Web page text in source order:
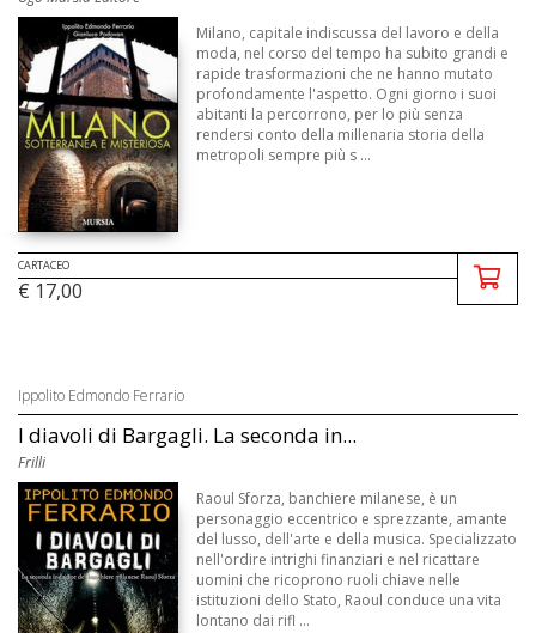
Milano, capitale indiscussa del lavoro e della
moda, nel corso del tempo ha subito grandi e
rapide trasformazioni che ne hanno mutato
profondamente l'aspetto. Ogni giorno i suoi
abitanti la percorrono, per lo più senza
rendersi conto della millenaria storia della
metropoli sempre più s ...
CARTACEO
€ 17,00
Ippolito Edmondo Ferrario
I diavoli di Bargagli. La seconda in...
Frilli
Raoul Sforza, banchiere milanese, è un
personaggio eccentrico e sprezzante, amante
del lusso, dell'arte e della musica. Specializzato
nell'ordire intrighi finanziari e nel ricattare
uomini che ricoprono ruoli chiave nelle
istituzioni dello Stato, Raoul conduce una vita
lontano dai rifl ...